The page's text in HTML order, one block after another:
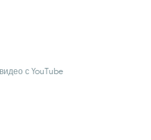
с YouTube